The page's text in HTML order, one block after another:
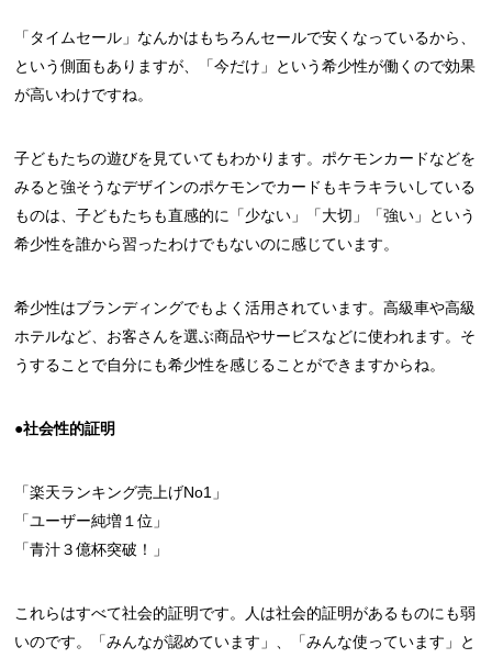
「タイムセール」なんかはもちろんセールで安くなっているから、
という側面もありますが、「今だけ」という希少性が働くので効果
が高いわけですね。
子どもたちの遊びを見ていてもわかります。ポケモンカードなどを
みると強そうなデザインのポケモンでカードもキラキラいしている
ものは、子どもたちも直感的に「少ない」「大切」「強い」という
希少性を誰から習ったわけでもないのに感じています。
希少性はブランディングでもよく活用されています。高級車や高級
ホテルなど、お客さんを選ぶ商品やサービスなどに使われます。そ
うすることで自分にも希少性を感じることができますからね。
●社会性的証明
「楽天ランキング売上げNo1」
「ユーザー純増１位」
「青汁３億杯突破！」
これらはすべて社会的証明です。人は社会的証明があるものにも弱
いのです。「みんなが認めています」、「みんな使っています」と